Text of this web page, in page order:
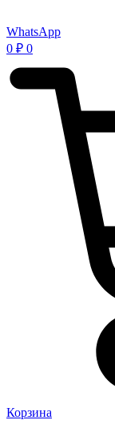
WhatsApp
0 ₽ 0
Корзина